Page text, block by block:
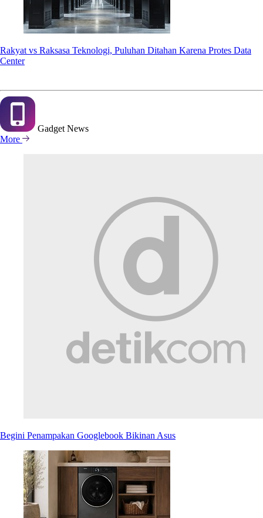
Rakyat vs Raksasa Teknologi, Puluhan Ditahan Karena Protes Data
Center
Gadget News
More
Begini Penampakan Googlebook Bikinan Asus